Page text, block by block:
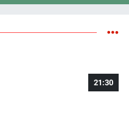
21:30